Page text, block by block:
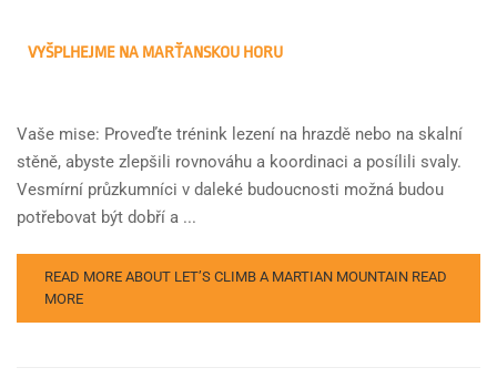
VYŠPLHEJME NA MARŤANSKOU HORU
Vaše mise: Proveďte trénink lezení na hrazdě nebo na skalní
stěně, abyste zlepšili rovnováhu a koordinaci a posílili svaly.
Vesmírní průzkumníci v daleké budoucnosti možná budou
potřebovat být dobří a ...
READ MORE ABOUT LET’S CLIMB A MARTIAN MOUNTAIN READ
MORE